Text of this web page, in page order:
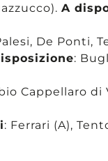
A
De Ponti,
:
Cappellaro di
: Ferrari (A),